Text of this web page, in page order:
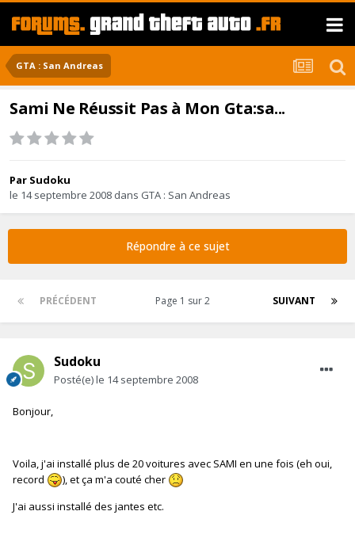
GTA : San Andreas
Sami Ne Réussit Pas à Mon Gta:sa...
Par Sudoku
le 14 septembre 2008 dans GTA : San Andreas
Répondre à ce sujet
PRÉCÉDENT SUIVANT
Page 1 sur 2
Sudoku
Posté(e)le 14 septembre 2008
Bonjour,
Voila, j'ai installé plus de 20 voitures avec SAMI en une fois (eh oui,
record
), et ça m'a couté cher
J'ai aussi installé des jantes etc.